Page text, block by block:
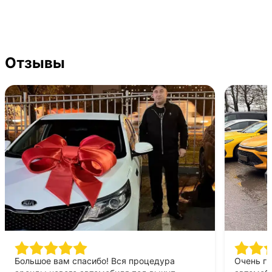
Отзывы
Большое вам спасибо! Вся процедура
Очень